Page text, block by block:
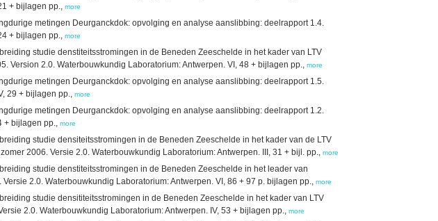
+ bijlagen pp., more
metingen Deurganckdok: opvolging en analyse aanslibbing: deelrapport 1.4.
+ bijlagen pp., more
studie denstiteitsstromingen in de Beneden Zeeschelde in het kader van LTV
Version 2.0. Waterbouwkundig Laboratorium: Antwerpen. VI, 48 + bijlagen pp., more
metingen Deurganckdok: opvolging en analyse aanslibbing: deelrapport 1.5.
29 + bijlagen pp., more
metingen Deurganckdok: opvolging en analyse aanslibbing: deelrapport 1.2.
+ bijlagen pp., more
studie densiteitsstromingen in de Beneden Zeeschelde in het kader van de LTV
2006. Versie 2.0. Waterbouwkundig Laboratorium: Antwerpen. III, 31 + bijl. pp., more
studie denstiteitsstromingen in de Beneden Zeeschelde in het leader van
2.0. Waterbouwkundig Laboratorium: Antwerpen. VI, 86 + 97 p. bijlagen pp., more
studie densititeitsstromingen in de Beneden Zeeschelde in het kader van LTV
2.0. Waterbouwkundig Laboratorium: Antwerpen. IV, 53 + bijlagen pp., more